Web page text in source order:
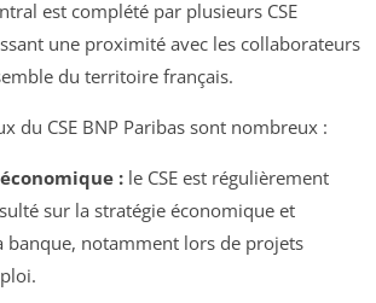
est complété par plusieurs CSE
une proximité avec les collaborateurs
du territoire français.
du CSE BNP Paribas sont nombreux :
:le CSE est régulièrement
sur la stratégie économique et
banque, notamment lors de projets